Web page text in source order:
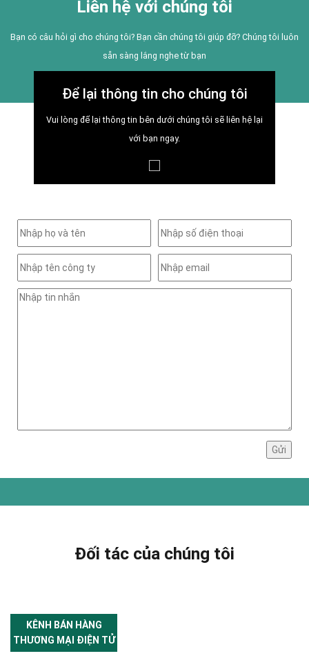
Liên hệ với chúng tôi
Bạn có câu hỏi gì cho chúng tôi? Bạn cần chúng tôi giúp đỡ? Chúng tôi luôn
sẵn sàng lắng nghe từ bạn
Để lại thông tin cho chúng tôi
Vui lòng để lại thông tin bên dưới chúng tôi sẽ liên hệ lại
với bạn ngay.
Đối tác của chúng tôi
KÊNH BÁN HÀNG
THƯƠNG MẠI ĐIỆN TỬ